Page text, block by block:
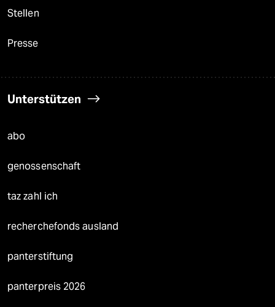
Stellen
Presse
Unterstützen
abo
genossenschaft
taz zahl ich
recherchefonds ausland
panterstiftung
panterpreis 2026